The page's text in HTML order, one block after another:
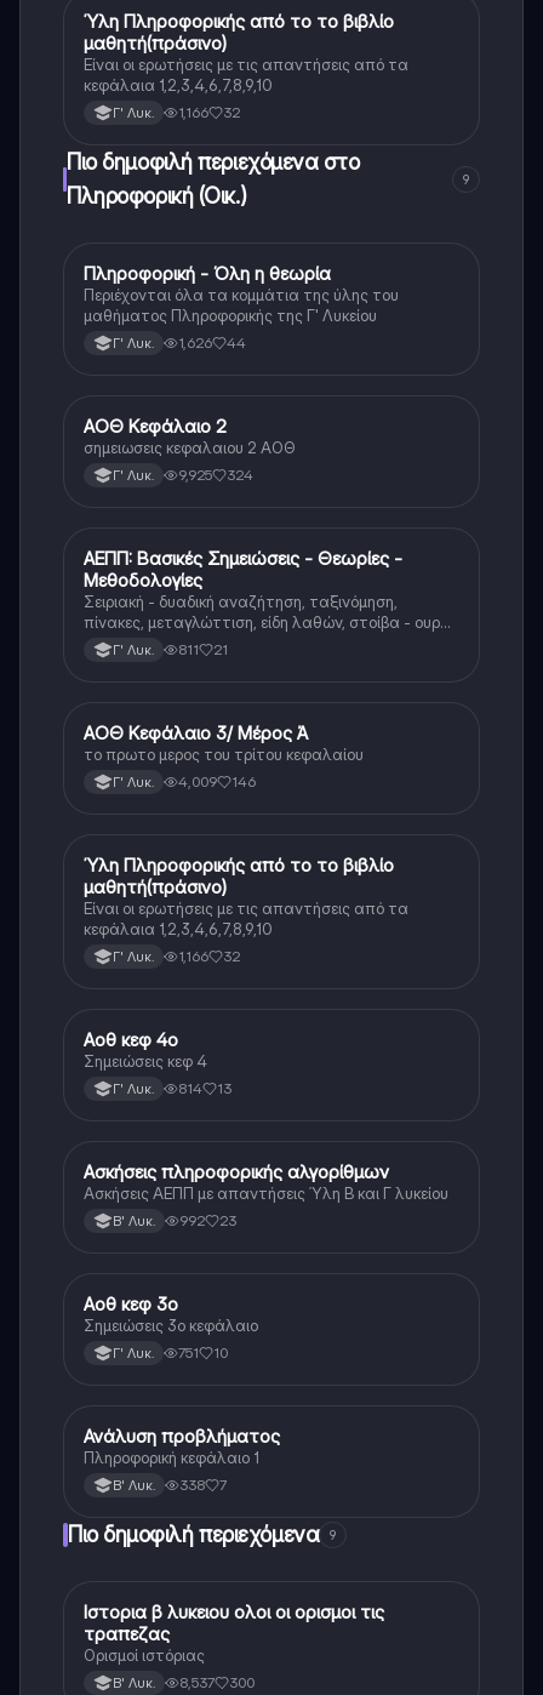
Πληροφορική (Οικ.)
Ύλη Πληροφορικής από το το βιβλίο
μαθητή(πράσινο)
Είναι οι ερωτήσεις με τις απαντήσεις από τα
κεφάλαια 1,2,3,4,6,7,8,9,10
Γ' Λυκ. 1,166 32
Πιο δημοφιλή περιεχόμενα στο
Πληροφορική (Οικ.)
9
Πληροφορική (Οικ.)
Πληροφορική - Όλη η θεωρία
Περιέχονται όλα τα κομμάτια της ύλης του
μαθήματος Πληροφορικής της Γ' Λυκείου
Γ' Λυκ. 1,626 44
ΑΟΘ (Οικονομία)
ΑΟΘ Κεφάλαιο 2
σημειωσεις κεφαλαιου 2 ΑΟΘ
Γ' Λυκ. 9,925 324
Πληροφορική
ΑΕΠΠ: Βασικές Σημειώσεις - Θεωρίες -
Μεθοδολογίες
Σειριακή - δυαδική αναζήτηση, ταξινόμηση,
πίνακες, μεταγλώττιση, είδη λαθών, στοίβα - ουρά,
σενάρια ελέγχου, υποπρογράμματα
Γ' Λυκ. 811 21
ΑΟΘ (Οικονομία)
ΑΟΘ Κεφάλαιο 3/ Μέρος Ά
το πρωτο μερος του τρίτου κεφαλαίου
Γ' Λυκ. 4,009 146
Πληροφορική (Οικ.)
Ύλη Πληροφορικής από το το βιβλίο
μαθητή(πράσινο)
Είναι οι ερωτήσεις με τις απαντήσεις από τα
κεφάλαια 1,2,3,4,6,7,8,9,10
Γ' Λυκ. 1,166 32
Νέα Ελληνικά
Αοθ κεφ 4ο
Σημειώσεις κεφ 4
Γ' Λυκ. 814 13
Πληροφορική
Ασκήσεις πληροφορικής αλγορίθμων
Ασκήσεις ΑΕΠΠ με απαντήσεις Ύλη Β και Γ λυκείου
Β' Λυκ. 992 23
Νέα Ελληνικά
Αοθ κεφ 3ο
Σημειώσεις 3ο κεφάλαιο
Γ' Λυκ. 751 10
Πληροφορική (Οικ.)
Ανάλυση προβλήματος
Πληροφορική κεφάλαιο 1
Β' Λυκ. 338 7
Πιο δημοφιλή περιεχόμενα 9
Ιστορία
Ιστορια β λυκειου ολοι οι ορισμοι τις
τραπεζας
Ορισμοί ιστόριας
Β' Λυκ. 8,537 300